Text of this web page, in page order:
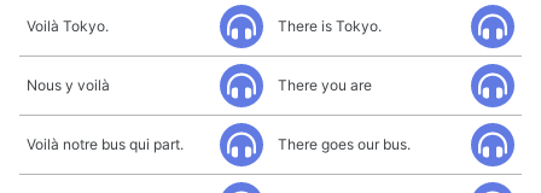
Voilà Tokyo. There is Tokyo.
Nous y voilà There you are
Voilà notre bus qui part. There goes our bus.